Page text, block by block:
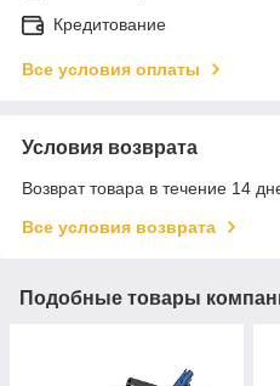
Кредитование
Все условия оплаты
Условия возврата
Возврат товара в течение 14
Все условия возврата
Подобные товары